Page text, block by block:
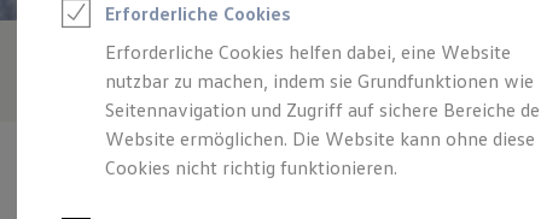
Leasing
Leasing-Angebote
Gebrauchtwagen Leasing
Junge Gebrauchtwagen-Leasing
Elektroauto Leasing
Kleinwagen-Leasing
Leasing ohne Anzahlung
Finanzierung
Erforderliche Cookies
Erforderliche Cookies helfen dabei, eine Website
nutzbar zu machen, indem sie Grundfunktionen wie
Seitennavigation und Zugriff auf sichere Bereiche
Website ermöglichen. Die Website kann ohne diese
Cookies nicht richtig funktionieren.